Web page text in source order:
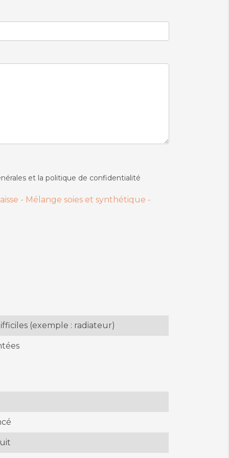
et la politique de confidentialité
- Mélange soies et synthétique -
(exemple : radiateur)